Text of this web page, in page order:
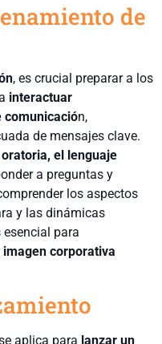
de
, es crucial preparar a los
interactuar
comunicación,
de mensajes clave.
el lenguaje
a preguntas y
los aspectos
y las dinámicas
para
corporativa
aplica para lanzar un